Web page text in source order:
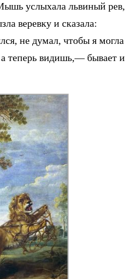
услыхала львиный рев,
веревку и сказала:
не думал, чтобы я могла
а теперь видишь,— бывает и